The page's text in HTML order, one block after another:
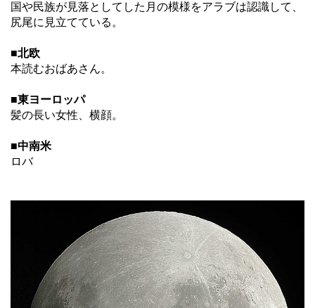
国や民族が見落としてした月の模様をアラブは認識して、
尻尾に見立てている。
■北欧
本読むおばあさん。
■東ヨーロッパ
髪の長い女性、横顔。
■中南米
ロバ